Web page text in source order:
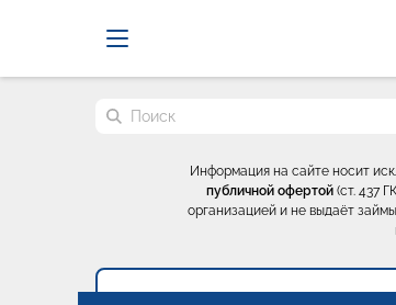
Поиск по сайту
Информация на сайте носит
публичной офертой (ст. 437
организацией и не выдаёт